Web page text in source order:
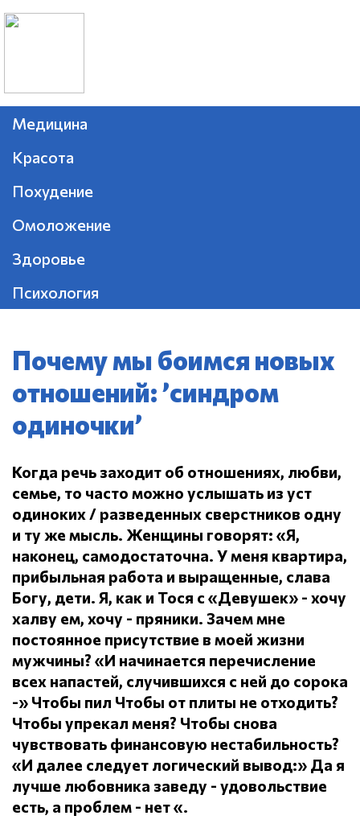
Медицина
Красота
Похудение
Омоложение
Здоровье
Психология
Почему мы боимся новых
отношений: ’синдром
одиночки’
Когда речь заходит об отношениях, любви,
семье, то часто можно услышать из уст
одиноких / разведенных сверстников одну
и ту же мысль. Женщины говорят: «Я,
наконец, самодостаточна. У меня квартира,
прибыльная работа и выращенные, слава
Богу, дети. Я, как и Тося с «Девушек» - хочу
халву ем, хочу - пряники. Зачем мне
постоянное присутствие в моей жизни
мужчины? «И начинается перечисление
всех напастей, случившихся с ней до сорока
-» Чтобы пил Чтобы от плиты не отходить?
Чтобы упрекал меня? Чтобы снова
чувствовать финансовую нестабильность?
«И далее следует логический вывод:» Да я
лучше любовника заведу - удовольствие
есть, а проблем - нет «.